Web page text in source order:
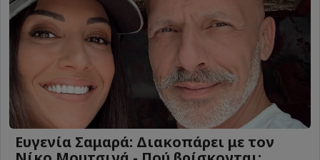
Ευγενία Σαμαρά: Διακοπάρει με τον